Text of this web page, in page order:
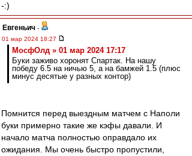
-:)
Евгеньич -
01 мар 2024 18:27
МосфОлд » 01 мар 2024 17:17
Буки заживо хоронят Спартак. На нашу
победу 6.5 на ничью 5, а на бамжей 1.5 (плюс
минус десятые у разных контор)
Помнится перед выездным матчем с Наполи
буки примерно такие же кэфы давали. И
начало матча полностью оправдало их
ожидания. Мы очень быстро пропустили,